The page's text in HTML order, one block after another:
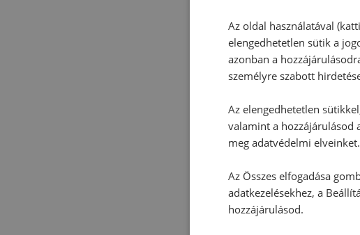
Az oldal használatával
elengedhetetlen sütik a
azonban a
személyre szabott
Az elengedhetetlen
valamint a hozzájárulásod
meg adatvédelmi elveinket.
Az Összes elfogadása
adatkezelésekhez, a
hozzájárulásod.